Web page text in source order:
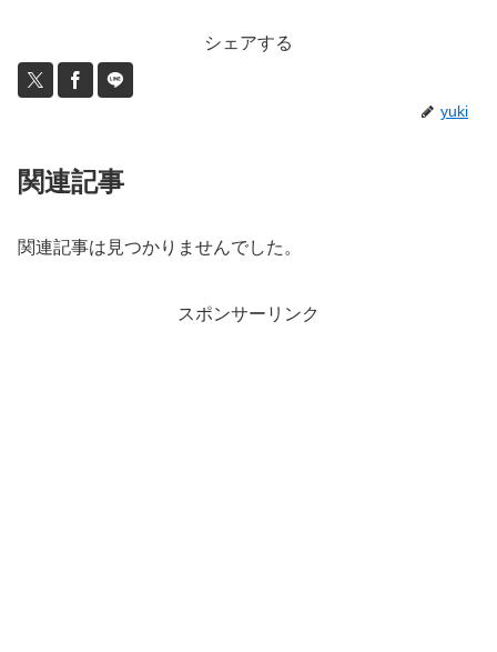
シェアする
yuki
関連記事
関連記事は見つかりませんでした。
スポンサーリンク